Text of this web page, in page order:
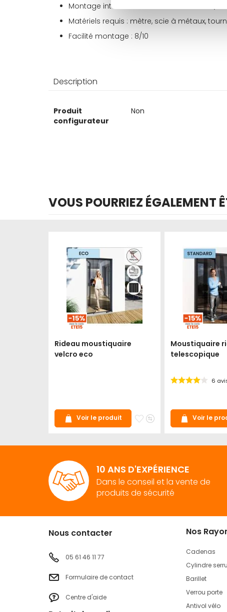
Montage intérieur ou extérieur : extérieur
Matériels requis : mètre, scie à métaux,
Facilité montage : 8/10
Description
d’information
Produit
configurateur
Non
VOUS POURRIEZ ÉGALEMENT
Rideau moustiquaire
velcro eco
Voir le produit
AjouterAjouter
Moustiquaire
telescopique
6
Voir le
10 ANS D'EXPÉRIENCE
Dans le conseil et la vente de
produits de sécurité
Nous contacter
05 61 46 11 77
Formulaire de contact
Centre d'aide
Nos
Cadenas
Cylindre
Barillet
Verrou porte
Antivol vélo